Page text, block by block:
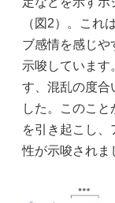
（図2）。これ
ブ感情を感じや
示唆しています
す、混乱の度合
した。このこ
を引き起こし
性が示唆されま